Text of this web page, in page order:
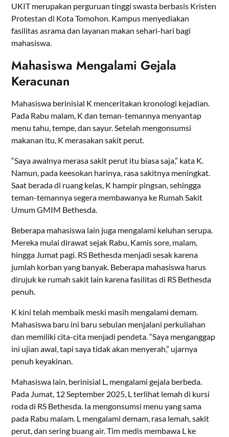
UKIT merupakan perguruan tinggi swasta berbasis Kristen
Protestan di Kota Tomohon. Kampus menyediakan
fasilitas asrama dan layanan makan sehari-hari bagi
mahasiswa.
Mahasiswa Mengalami Gejala
Keracunan
Mahasiswa berinisial K menceritakan kronologi kejadian.
Pada Rabu malam, K dan teman-temannya menyantap
menu tahu, tempe, dan sayur. Setelah mengonsumsi
makanan itu, K merasakan sakit perut.
“Saya awalnya merasa sakit perut itu biasa saja,” kata K.
Namun, pada keesokan harinya, rasa sakitnya meningkat.
Saat berada di ruang kelas, K hampir pingsan, sehingga
teman-temannya segera membawanya ke Rumah Sakit
Umum GMIM Bethesda.
Beberapa mahasiswa lain juga mengalami keluhan serupa.
Mereka mulai dirawat sejak Rabu, Kamis sore, malam,
hingga Jumat pagi. RS Bethesda menjadi sesak karena
jumlah korban yang banyak. Beberapa mahasiswa harus
dirujuk ke rumah sakit lain karena fasilitas di RS Bethesda
penuh.
K kini telah membaik meski masih mengalami demam.
Mahasiswa baru ini baru sebulan menjalani perkuliahan
dan memiliki cita-cita menjadi pendeta. “Saya menganggap
ini ujian awal, tapi saya tidak akan menyerah,” ujarnya
penuh keyakinan.
Mahasiswa lain, berinisial L, mengalami gejala berbeda.
Pada Jumat, 12 September 2025, L terlihat lemah di kursi
roda di RS Bethesda. Ia mengonsumsi menu yang sama
pada Rabu malam. L mengalami demam, rasa lemah, sakit
perut, dan sering buang air. Tim medis membawa L ke